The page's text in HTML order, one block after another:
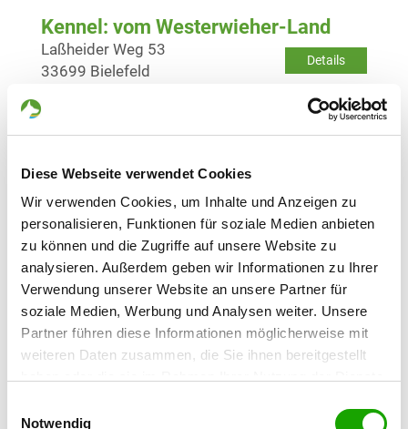
Diese Webseite verwendet Cookies
Wir verwenden Cookies, um Inhalte und Anzeigen zu
personalisieren, Funktionen für soziale Medien anbieten
zu können und die Zugriffe auf unsere Website zu
analysieren. Außerdem geben wir Informationen zu Ihrer
Verwendung unserer Website an unsere Partner für
soziale Medien, Werbung und Analysen weiter. Unsere
Partner führen diese Informationen möglicherweise mit
weiteren Daten zusammen, die Sie ihnen bereitgestellt
Cookies, wenn Sie unsere Webseite weiterhin nutzen.
Notwendig
Kennel: vom Westerwieher-Land
Details
Laßheider Weg 53
33699 Bielefeld
Kennel: vom Königsberger Hof
Details
36358 Herbstein
Currently no puppies for sale
Kennel: von der kleinen schwarzen
Hexe
Details